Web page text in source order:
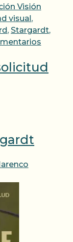
Visión
visual,
, Stargardt,